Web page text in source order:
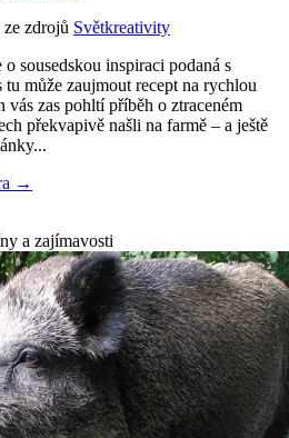
zdrojů Světkreativity
sousedskou inspiraci podaná s
tu může zaujmout recept na rychlou
zas pohltí příběh o ztraceném
překvapivě našli na farmě – a ještě
→
a zajímavosti